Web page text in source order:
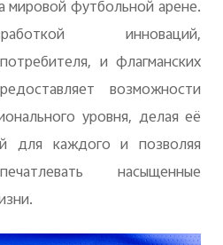
мировой футбольной арене.
инноваций,
и флагманских
возможности
уровня, делая её
для каждого и позволяя
насыщенные